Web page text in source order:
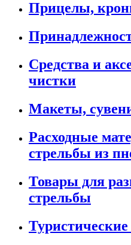
Прицелы,
Средства и
чистки
Макеты,
Расходные
стрельбы из
Товары для
стрельбы